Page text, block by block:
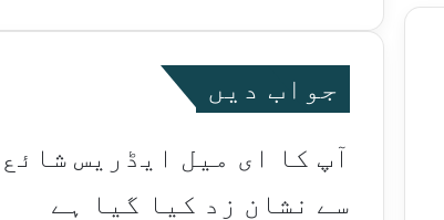
جواب دیں
آپ کا ای میل ایڈریس
سے نشان زد کیا گیا ہے